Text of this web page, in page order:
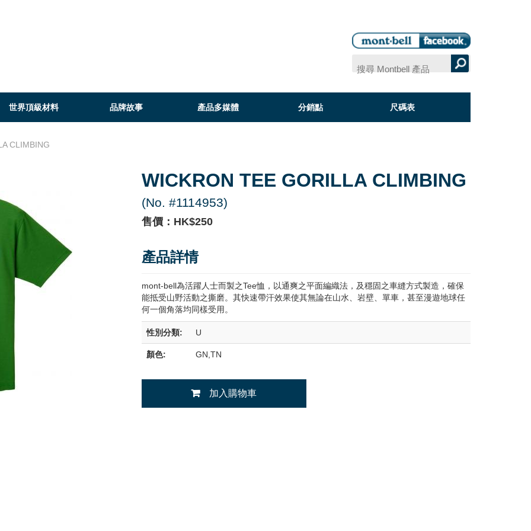
世界頂級材料 品牌故事 產品多媒體 分銷點 尺碼表
CLIMBING
WICKRON TEE GORILLA CLIMBING
(No. #1114953)
售價：HK$250
產品詳情
mont-bell為活躍人士而製之Tee恤，以通爽之平面編織法，及穩固之車縫方式製造，確保
能抵受山野活動之撕磨。其快速帶汗效果使其無論在山水、岩壁、單車，甚至漫遊地球任
何一個角落均同樣受用。
性別分類: U
顏色: GN,TN
加入購物車